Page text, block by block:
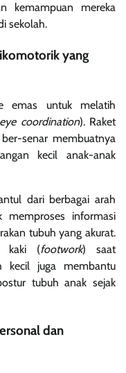
kemampuan mereka
sekolah.
yang
emas untuk melatih
coordination). Raket
senar membuatnya
kecil anak-anak
dari berbagai arah
memproses informasi
tubuh yang akurat.
kaki (footwork) saat
kecil juga membantu
tubuh anak sejak
dan